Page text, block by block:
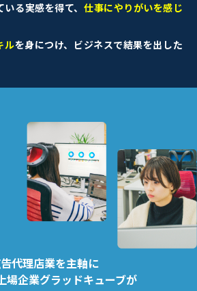
る実感を得て、 仕事にやりがいを感じ
ルを身につけ、ビジネスで結果を出した
代理店業を主軸に
場企業グラッドキューブが